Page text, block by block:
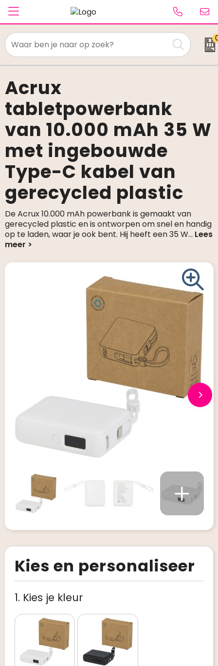
Textiel
Caps & Beanies
Tassen
Drinkwaren
Schrijfwaren
Elektronica & gadgets
Kantoorartikelen
Giveaways
Acrux
tabletpowerbank
van 10.000 mAh 35 W
met ingebouwde
Type-C kabel van
gerecycled plastic
De Acrux 10.000 mAh powerbank is gemaakt van
gerecycled plastic en is ontworpen om snel en handig
op te laden, waar je ook bent. Hij heeft een 35 W...
Kies en personaliseer
1. Kies je kleur